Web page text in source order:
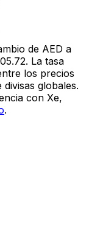
de AED a
los precios
globales.
con Xe,
.